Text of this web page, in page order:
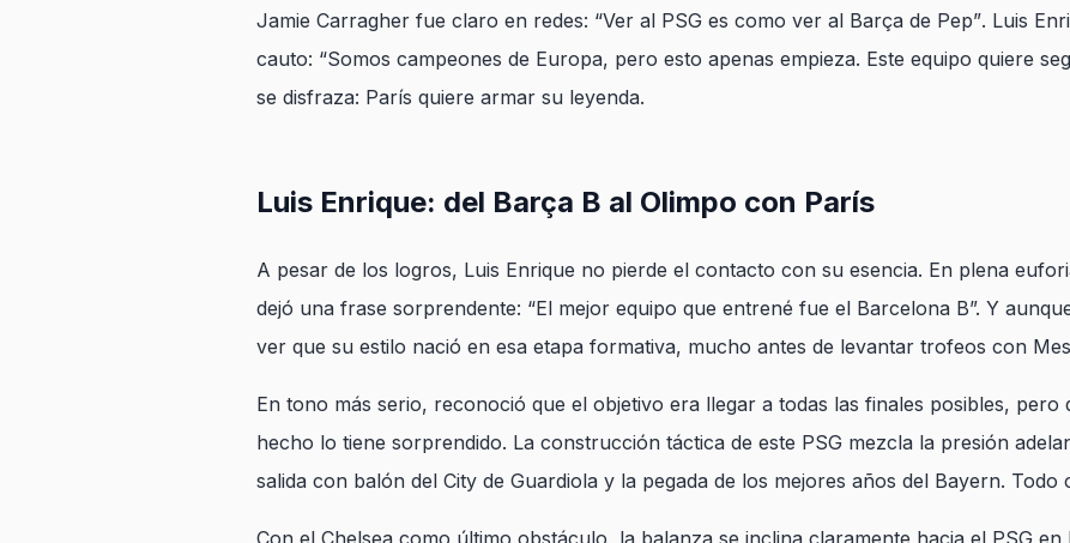
Jamie Carragher fue claro en redes: “Ver al PSG es como ver al Barça de Pep”. Luis
cauto: “Somos campeones de Europa, pero esto apenas empieza. Este equipo quiere
se disfraza: París quiere armar su leyenda.
Luis Enrique: del Barça B al Olimpo con París
A pesar de los logros, Luis Enrique no pierde el contacto con su esencia. En plena
dejó una frase sorprendente: “El mejor equipo que entrené fue el Barcelona B”. Y
ver que su estilo nació en esa etapa formativa, mucho antes de levantar trofeos con
En tono más serio, reconoció que el objetivo era llegar a todas las finales posibles, pero
hecho lo tiene sorprendido. La construcción táctica de este PSG mezcla la presión
salida con balón del City de Guardiola y la pegada de los mejores años del Bayern. Todo
Con el Chelsea como último obstáculo, la balanza se inclina claramente hacia el PSG